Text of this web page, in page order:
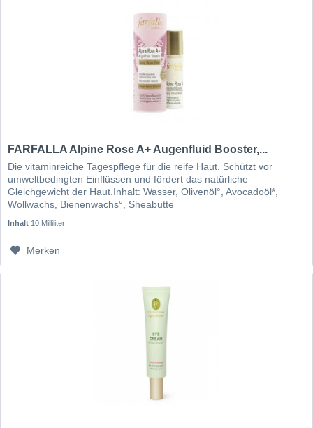
FARFALLA Alpine Rose A+ Augenfluid Booster,...
Die vitaminreiche Tagespflege für die reife Haut. Schützt vor
umweltbedingten Einflüssen und fördert das natürliche
Gleichgewicht der Haut.Inhalt: Wasser, Olivenöl°, Avocadoöl*,
Wollwachs, Bienenwachs°, Sheabutte
Inhalt 10 Milliliter
Merken